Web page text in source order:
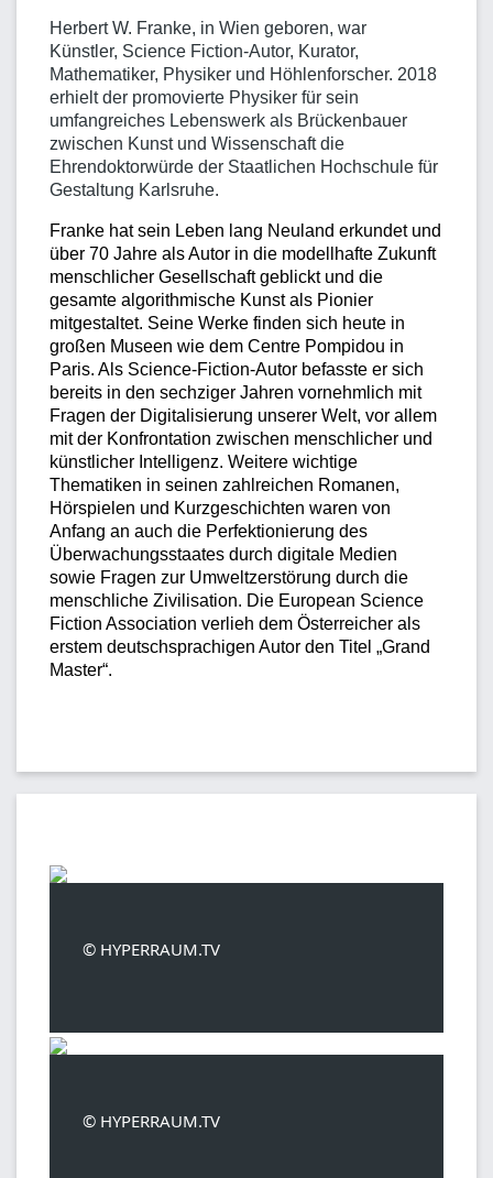
Herbert W. Franke, in Wien geboren, war
Künstler, Science Fiction-Autor, Kurator,
Mathematiker, Physiker und Höhlenforscher. 2018
erhielt der promovierte Physiker für sein
umfangreiches Lebenswerk als Brückenbauer
zwischen Kunst und Wissenschaft die
Ehrendoktorwürde der Staatlichen Hochschule für
Gestaltung Karlsruhe.
Franke hat sein Leben lang Neuland erkundet und
über 70 Jahre als Autor in die modellhafte Zukunft
menschlicher Gesellschaft geblickt und die
gesamte algorithmische Kunst als Pionier
mitgestaltet. Seine Werke finden sich heute in
großen Museen wie dem Centre Pompidou in
Paris. Als Science-Fiction-Autor befasste er sich
bereits in den sechziger Jahren vornehmlich mit
Fragen der Digitalisierung unserer Welt, vor allem
mit der Konfrontation zwischen menschlicher und
künstlicher Intelligenz. Weitere wichtige
Thematiken in seinen zahlreichen Romanen,
Hörspielen und Kurzgeschichten waren von
Anfang an auch die Perfektionierung des
Überwachungsstaates durch digitale Medien
sowie Fragen zur Umweltzerstörung durch die
menschliche Zivilisation. Die European Science
Fiction Association verlieh dem Österreicher als
erstem deutschsprachigen Autor den Titel „Grand
Master“.
© HYPERRAUM.TV
© HYPERRAUM.TV